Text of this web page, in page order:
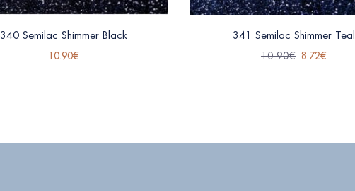
340 Semilac Shimmer Black
10.90€
341 Semilac Shimmer Teal
10.90€ 8.72€